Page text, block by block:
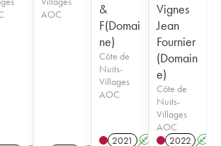
AOC
&
F(Domai
ne)
Côte de
Nuits-
Villages
AOC
2021 A K
Vignes
Jean
Fournier
(Domain
e)
Côte de
Nuits-
Villages
AOC
2022 A